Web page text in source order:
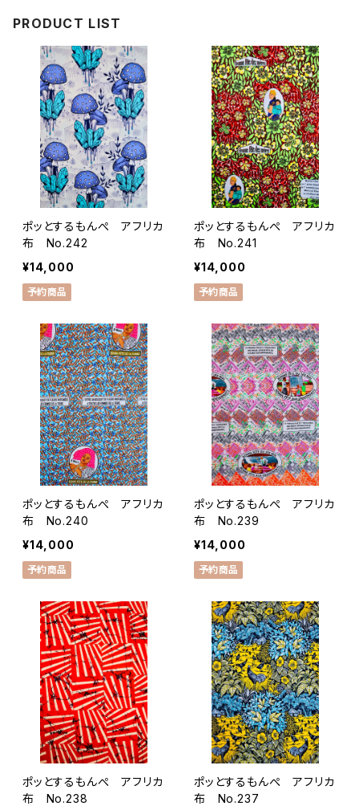
PRODUCT LIST
ポッとするもんぺ アフリカ
布 No.242
¥14,000
予約商品
ポッとするもんぺ アフリカ
布 No.241
¥14,000
予約商品
ポッとするもんぺ アフリカ
布 No.240
¥14,000
予約商品
ポッとするもんぺ アフリカ
布 No.239
¥14,000
予約商品
ポッとするもんぺ アフリカ
布 No.238
ポッとするもんぺ アフリカ
布 No.237